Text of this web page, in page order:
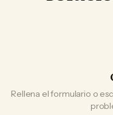
Rellena el formulario o